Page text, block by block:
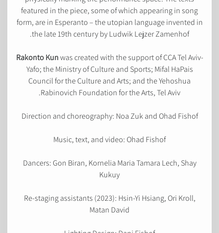
featured in the piece, some of which appearing in song
form, are in Esperanto – the utopian language invented in
the late 19th century by Ludwik Lejzer Zamenhof.
Rakonto Kunwas created with the support of CCA Tel Aviv-
Yafo; the Ministry of Culture and Sports; Mifal HaPais
Council for the Culture and Arts; and the Yehoshua
Rabinovich Foundation for the Arts, Tel Aviv.
Direction and choreography: Noa Zuk and Ohad Fishof
Music, text, and video: Ohad Fishof
Dancers: Gon Biran, Kornelia Maria Tamara Lech, Shay
Kukuy
Re-staging assistants (2023): Hsin-Yi Hsiang, Ori Kroll,
Matan David